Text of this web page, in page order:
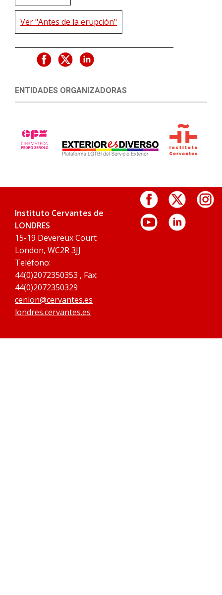
Ver "Antes de la erupción"
ENTIDADES ORGANIZADORAS
Instituto Cervantes de
LONDRES
15-19 Devereux Court
London, WC2R 3JJ
Teléfono:
44(0)2072350353 , Fax:
44(0)2072350329
cenlon@cervantes.es
londres.cervantes.es